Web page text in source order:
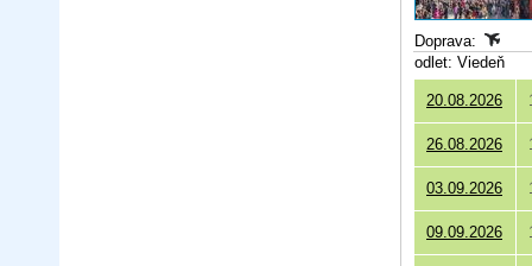
Doprava:
odlet: Viedeň
20.08.2026
26.08.2026
03.09.2026
09.09.2026